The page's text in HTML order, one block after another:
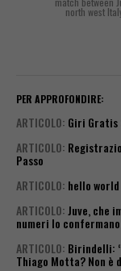
north west
PER APPROFONDIRE:
ARTICOLO: Giri Gratis
ARTICOLO:
Passo
ARTICOLO: hello world
ARTICOLO: Juve, che
numeri lo confermano
ARTICOLO: Birindelli:
Thiago Motta? Non è